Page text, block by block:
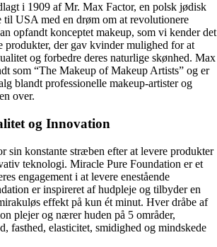
i 1909 af Mr. Max Factor, en polsk jødisk
USA med en drøm om at revolutionere
opfandt konceptet makeup, som vi kender det
produkter, der gav kvinder mulighed for at
og forbedre deres naturlige skønhed. Max
som “The Makeup of Makeup Artists” og er
blandt professionelle makeup-artister og
over.
og Innovation
sin konstante stræben efter at levere produkter
teknologi. Miracle Pure Foundation er et
engagement i at levere enestående
er inspireret af hudpleje og tilbyder en
effekt på kun ét minut. Hver dråbe af
plejer og nærer huden på 5 områder,
fasthed, elasticitet, smidighed og mindskede